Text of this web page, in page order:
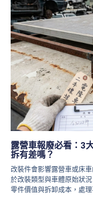
露營車報廢必看：3
拆有差嗎？
改裝件會影響露營車或床
於改裝類型與車體原始狀
零件價值與拆卸成本，處